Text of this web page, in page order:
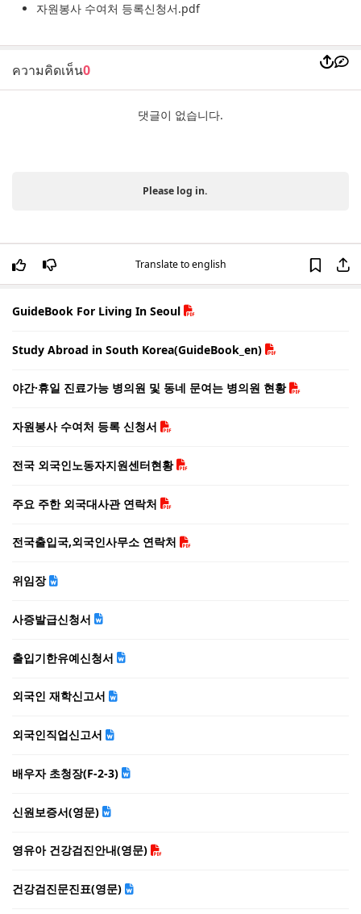
자원봉사 수여처 등록신청서.pdf
ความคิดเห็น0
댓글이 없습니다.
Please log in.
Translate to english
GuideBook For Living In Seoul
Study Abroad in South Korea(GuideBook_en)
야간·휴일 진료가능 병의원 및 동네 문여는 병의원 현황
자원봉사 수여처 등록 신청서
전국 외국인노동자지원센터현황
주요 주한 외국대사관 연락처
전국출입국,외국인사무소 연락처
위임장
사증발급신청서
출입기한유예신청서
외국인 재학신고서
외국인직업신고서
배우자 초청장(F-2-3)
신원보증서(영문)
영유아 건강검진안내(영문)
건강검진문진표(영문)